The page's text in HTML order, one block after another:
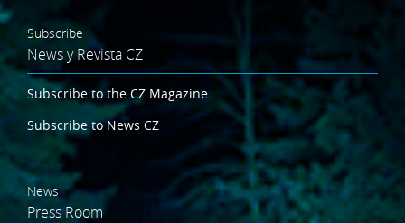
Subscribe
News y Revista CZ
Subscribe to the CZ Magazine
Subscribe to News CZ
News
Press Room